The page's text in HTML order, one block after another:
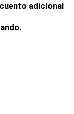
adicional